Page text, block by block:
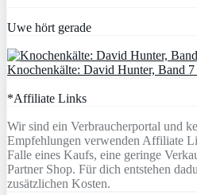
Uwe hört gerade
Knochenkälte: David Hunter, Band
*Affiliate Links
Wir sind ein Verbraucherportal und
Empfehlungen verwenden Affiliate
Falle eines Kaufs, eine geringe
Partner Shop. Für dich entstehen
zusätzlichen Kosten.